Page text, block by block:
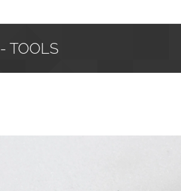
- TOOLS